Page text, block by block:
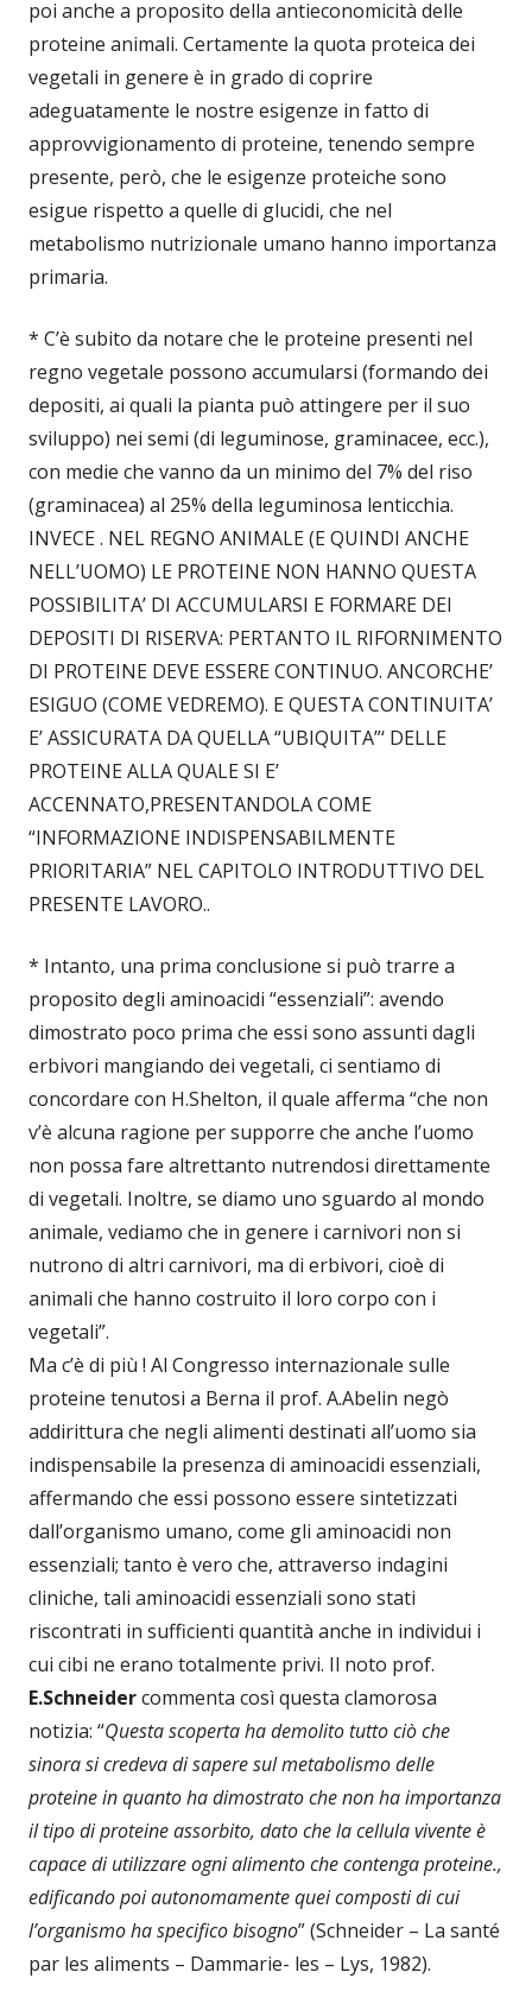
poi anche a proposito della antieconomicità delle
proteine animali. Certamente la quota proteica dei
vegetali in genere è in grado di coprire
adeguatamente le nostre esigenze in fatto di
approvvigionamento di proteine, tenendo sempre
presente, però, che le esigenze proteiche sono
esigue rispetto a quelle di glucidi, che nel
metabolismo nutrizionale umano hanno importanza
primaria.
* C’è subito da notare che le proteine presenti nel
regno vegetale possono accumularsi (formando dei
depositi, ai quali la pianta può attingere per il suo
sviluppo) nei semi (di leguminose, graminacee, ecc.),
con medie che vanno da un minimo del 7% del riso
(graminacea) al 25% della leguminosa lenticchia.
INVECE . NEL REGNO ANIMALE (E QUINDI ANCHE
NELL’UOMO) LE PROTEINE NON HANNO QUESTA
POSSIBILITA’ DI ACCUMULARSI E FORMARE DEI
DEPOSITI DI RISERVA: PERTANTO IL RIFORNIMENTO
DI PROTEINE DEVE ESSERE CONTINUO. ANCORCHE’
ESIGUO (COME VEDREMO). E QUESTA CONTINUITA’
E’ ASSICURATA DA QUELLA “UBIQUITA”‘ DELLE
PROTEINE ALLA QUALE SI E’
ACCENNATO,PRESENTANDOLA COME
“INFORMAZIONE INDISPENSABILMENTE
PRIORITARIA” NEL CAPITOLO INTRODUTTIVO DEL
PRESENTE LAVORO..
* Intanto, una prima conclusione si può trarre a
proposito degli aminoacidi “essenziali”: avendo
dimostrato poco prima che essi sono assunti dagli
erbivori mangiando dei vegetali, ci sentiamo di
concordare con H.Shelton, il quale afferma “che non
v’è alcuna ragione per supporre che anche l’uomo
non possa fare altrettanto nutrendosi direttamente
di vegetali. Inoltre, se diamo uno sguardo al mondo
animale, vediamo che in genere i carnivori non si
nutrono di altri carnivori, ma di erbivori, cioè di
animali che hanno costruito il loro corpo con i
vegetali”.
Ma c’è di più ! Al Congresso internazionale sulle
proteine tenutosi a Berna il prof. A.Abelin negò
addirittura che negli alimenti destinati all’uomo sia
indispensabile la presenza di aminoacidi essenziali,
affermando che essi possono essere sintetizzati
dall’organismo umano, come gli aminoacidi non
essenziali; tanto è vero che, attraverso indagini
cliniche, tali aminoacidi essenziali sono stati
riscontrati in sufficienti quantità anche in individui i
cui cibi ne erano totalmente privi. Il noto prof.
E.Schneidercommenta così questa clamorosa
notizia: “Questa scoperta ha demolito tutto ciò che
sinora si credeva di sapere sul metabolismo delle
proteine in quanto ha dimostrato che non ha importanza
il tipo di proteine assorbito, dato che la cellula vivente è
capace di utilizzare ogni alimento che contenga proteine.,
edificando poi autonomamente quei composti di cui
l’organismo ha specifico bisogno” (Schneider – La santé
par les aliments – Dammarie- les – Lys, 1982).